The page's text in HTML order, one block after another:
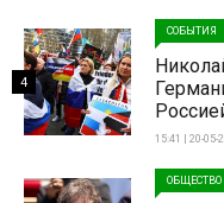
СОБЫТИЯ
15:41 | 20-05-
4
ОБЩЕСТВО